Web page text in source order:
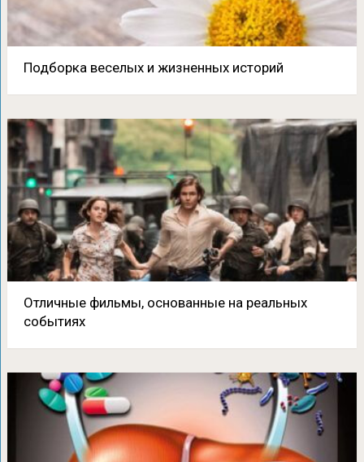
Подборка веселых и жизненных историй
Отличные фильмы, основанные на реальных
событиях